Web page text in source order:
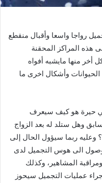
رواجا واسعا وأقبال منقطع
هذه المراكز المحقنة
أخر منها مايشبه أفواه
وأشكال اخرى ما
حيرة هو كيف سيعرف
وهل ستلد له بعد الزواج
وعليه ربما سيؤول الحال إلى
الى هوس التجميل لدى
المشاهير، وكذلك
عمليات التجميل سيحوز